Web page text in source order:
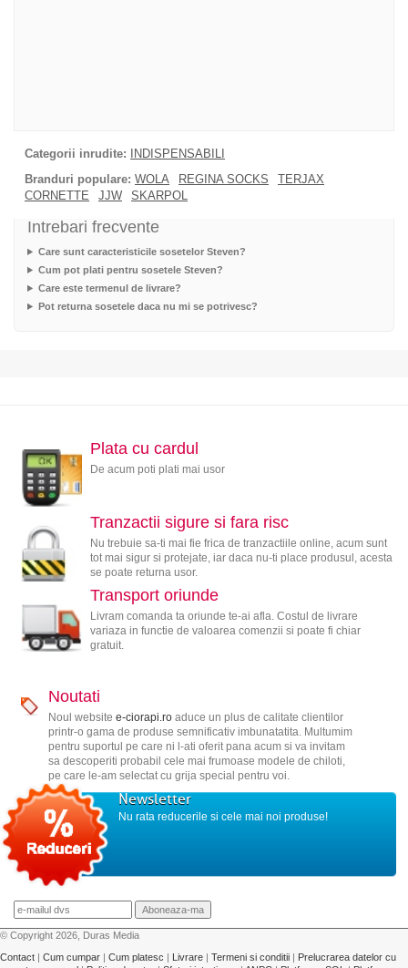
Categorii inrudite:
INDISPENSABILI
Branduri populare: WOLA REGINA SOCKS
TERJAX
CORNETTE
JJW SKARPOL
Intrebari frecvente
Care sunt caracteristicile sosetelor Steven?
Cum pot plati pentru sosetele Steven?
Care este termenul de livrare?
Pot returna sosetele daca nu mi se potrivesc?
Plata cu cardul
De acum poti plati mai usor
Tranzactii sigure si fara risc
Nu trebuie sa-ti mai fie frica de tranzactiile online, acum sunt
tot mai sigur si protejate, iar daca nu-ti place produsul, acesta
se poate returna usor.
Transport oriunde
Livram comanda ta oriunde te-ai afla. Costul de livrare
variaza in functie de valoarea comenzii si poate fi chiar
gratuit.
Noutati
Noul website e-ciorapi.roaduce un plus de calitate clientilor
printr-o gama de produse semnificativ imbunatatita. Multumim
pentru suportul pe care ni l-ati oferit pana acum si va invitam
sa descoperiti probabil cele mai frumoase modele de chiloti,
pe care le-am selectat cu grija special pentru voi.
Newsletter
Nu rata reducerile si cele mai noi produse!
© Copyright 2026, Duras Media
Contact | Cum cumpar | Cum platesc | Livrare | Termeni si conditii | Prelucrarea datelor cu